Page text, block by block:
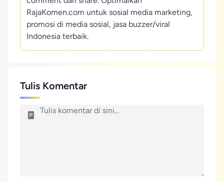
RajaKomen.com untuk sosial media marketing,
promosi di media sosial, jasa buzzer/viral
Indonesia terbaik.
Tulis Komentar